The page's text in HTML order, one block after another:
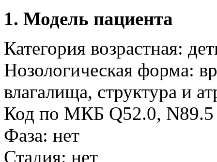
1. Модель пациента
Категория возрастная:
Нозологическая форма:
влагалища, структура и
Код по МКБ Q52.0, N89.5
Фаза: нет
Стадия: нет